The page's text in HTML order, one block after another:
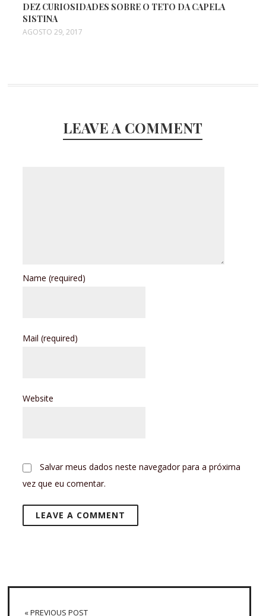
DEZ CURIOSIDADES SOBRE O TETO DA CAPELA
SISTINA
AGOSTO 29, 2017
LEAVE A COMMENT
Name(required)
Mail(required)
Website
Salvar meus dados neste navegador para a próxima
vez que eu comentar.
« PREVIOUS POST